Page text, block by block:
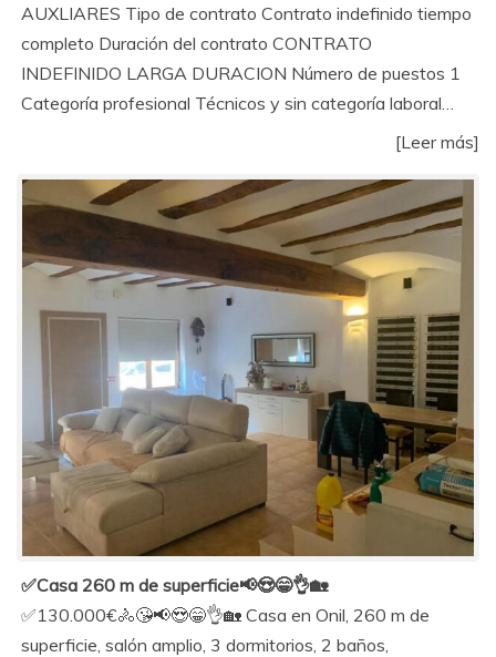
AUXLIARES Tipo de contrato Contrato indefinido tiempo
completo Duración del contrato CONTRATO
INDEFINIDO LARGA DURACION Número de puestos 1
Categoría profesional Técnicos y sin categoría laboral…
[Leer más]
✅Casa 260 m de superficie📢😍😁👌🏡
✅130.000€🚴😘📢😍😁👌🏡 Casa en Onil, 260 m de
superficie, salón amplio, 3 dormitorios, 2 baños,